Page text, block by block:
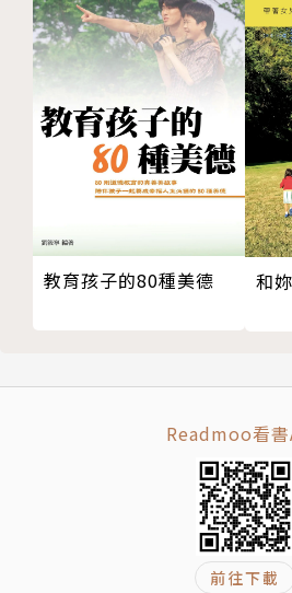
身邊各種「真好耶」的時刻，解
緒，將負面情緒轉換為正面力量
4.本書藏有彩蛋──不斷出現在
到底去了哪裡？最後收錄全班
聞〉，展開尋貓大作戰。
★大力推薦★
光光老師 奇威專注力教育中心
汪仁雅 繪本小情歌
陳欣希 臺灣讀寫教學研究學會
作者簡介
筒井共美筒井ともみ
日本資深編劇家，作品風格細膩
曾以編劇電視劇《響子》、《小
邦子賞」；以電影《宛如阿修羅
獎」最佳劇本獎。曾擔任佐野洋
教育孩子的80種美德 和
Readmoo看
前往下載